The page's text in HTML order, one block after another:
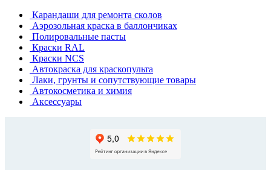
Карандаши для ремонта сколов
Аэрозольная краска в баллончиках
Полировальные пасты
Краски RAL
Краски NCS
Автокраска для краскопульта
Лаки, грунты и сопутствующие товары
Автокосметика и химия
Аксессуары